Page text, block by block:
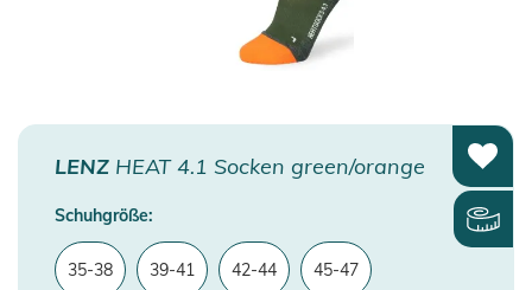
LENZ HEAT 4.1 Socken green/orange
Schuhgröße:
35-38 39-41 42-44 45-47